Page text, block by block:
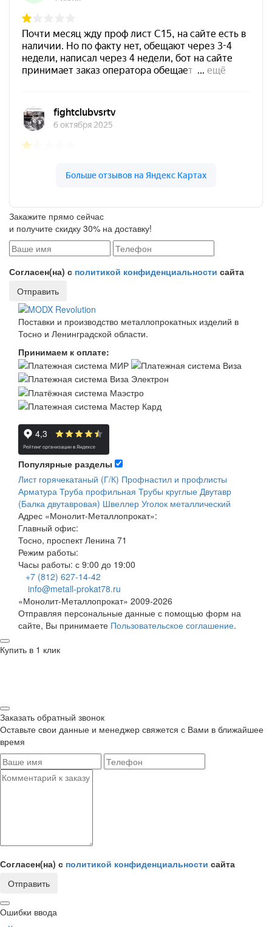
Закажите прямо сейчас
и получите скидку 30% на доставку!
Согласен(на) с политикой конфиденциальности сайта
Отправить
Поставки и производство металлопрокатных изделий в
Тосно и Ленинградской области.
Принимаем к оплате:
Популярные разделы
Лист горячекатаный (Г/К) Профнастил и профлисты
Арматура Труба профильная Трубы круглые Двутавр
(Балка двутавровая) Швеллер Уголок металлический
Адрес «Монолит-Металлопрокат»:
Главный офис:
Тосно, проспект Ленина 71
Режим работы:
Часы работы: с 9:00 до 19:00
+7 (812) 627-14-42
info@metall-prokat78.ru
«Монолит-Металлопрокат» 2009-2026
Отправляя персональные данные с помощью форм на
сайте, Вы принимаете Пользовательское соглашение.
Купить в 1 клик
Заказать обратный звонок
Оставьте свои данные и менеджер свяжется с Вами в ближайшее
время
Согласен(на) с политикой конфиденциальности сайта
Отправить
Ошибки ввода